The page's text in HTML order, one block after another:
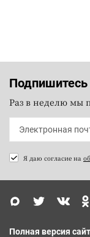
Раз в неделю мы
Я даю согласие на
Полная версия